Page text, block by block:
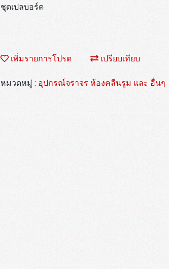
ชุดเปลบอร์ด
เพิ่มรายการโปรด เปรียบเทียบ
หมวดหมู่ : อุปกรณ์จราจร ห้องคลีนรูม และ อื่นๆ